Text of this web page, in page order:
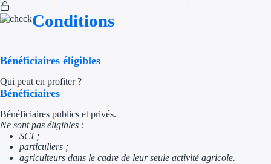
Conditions
Bénéficiaires éligibles
Qui peut en profiter ?
Bénéficiaires
Bénéficiaires publics et privés.
Ne sont pas éligibles :
SCI ;
particuliers ;
agriculteurs dans le cadre de leur seule activité agricole.